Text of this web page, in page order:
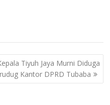
Tiyuh Jaya Murni Diduga
Kantor DPRD Tubaba